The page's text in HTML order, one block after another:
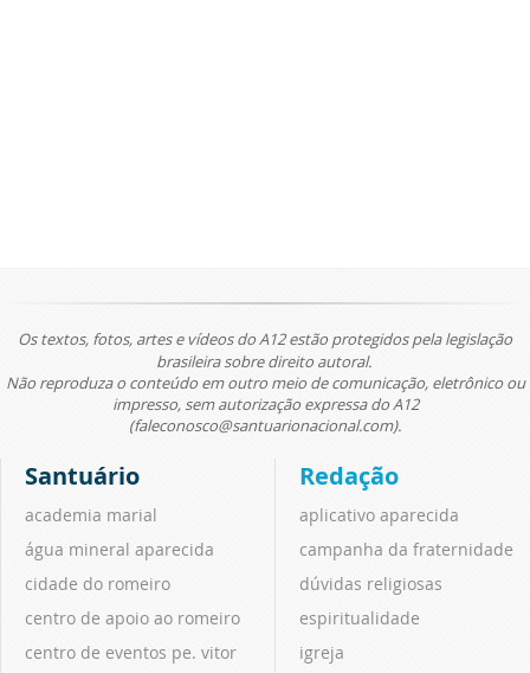
Os textos, fotos, artes e vídeos do A12 estão protegidos pela legislação
brasileira sobre direito autoral.
Não reproduza o conteúdo em outro meio de comunicação, eletrônico ou
impresso, sem autorização expressa do A12
(faleconosco@santuarionacional.com).
Santuário
academia marial
água mineral aparecida
cidade do romeiro
centro de apoio ao romeiro
centro de eventos pe. vitor
Redação
aplicativo aparecida
campanha da fraternidade
dúvidas religiosas
espiritualidade
igreja